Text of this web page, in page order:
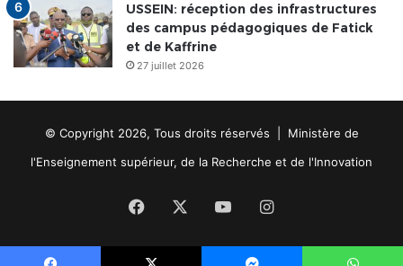
USSEIN: réception des infrastructures
des campus pédagogiques de Fatick
et de Kaffrine
27 juillet 2026
© Copyright 2026, Tous droits réservés | Ministère de
l'Enseignement supérieur, de la Recherche et de l'Innovation
Facebook YouTubeInstagram